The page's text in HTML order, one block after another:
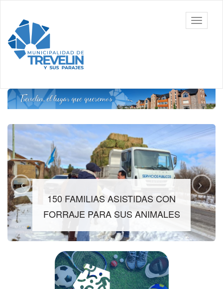
contenido
principal
Toggle
150 FAMILIAS ASISTIDAS CON
FORRAJE PARA SUS ANIMALES